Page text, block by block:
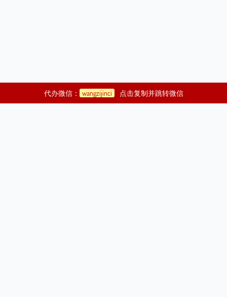
代办微信： wangzijinci 点击复制并跳转微信